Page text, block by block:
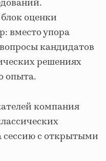
оценки
вместо упора
кандидатов
решениях
опыта.
компания
сессию с открытыми